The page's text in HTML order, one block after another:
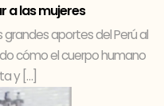
a las mujeres
grandes aportes del Perú al
cómo el cuerpo humano
y […]